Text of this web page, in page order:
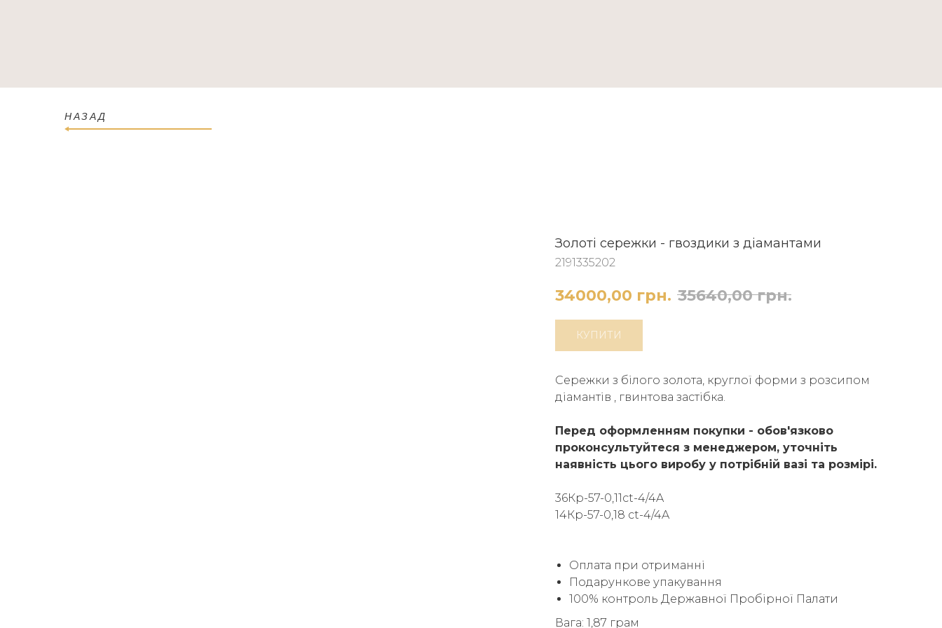
НАЗАД
Золоті сережки - гвоздики з діамантами
2191335202
34000,00 грн. 35640,00 грн.
КУПИТИ
Сережки з білого золота, круглої форми з розсипом
діамантів , гвинтова застібка.
Перед оформленням покупки - обов'язково
проконсультуйтеся з менеджером, уточніть
наявність цього виробу у потрібній вазі та розмірі.
36Кр-57-0,11ct-4/4A
14Кр-57-0,18 ct-4/4A
Оплата при отриманні
Подарункове упакування
100% контроль Державної Пробірної Палати
Вага: 1,87 грам